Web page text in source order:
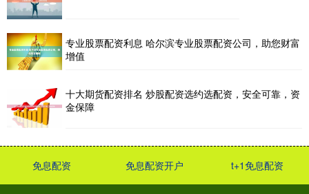
专业股票配资利息 哈尔滨专业股票配资公司，助您财富
增值
十大期货配资排名 炒股配资选约选配资，安全可靠，资
金保障
免息配资 免息配资开户 t+1免息配资